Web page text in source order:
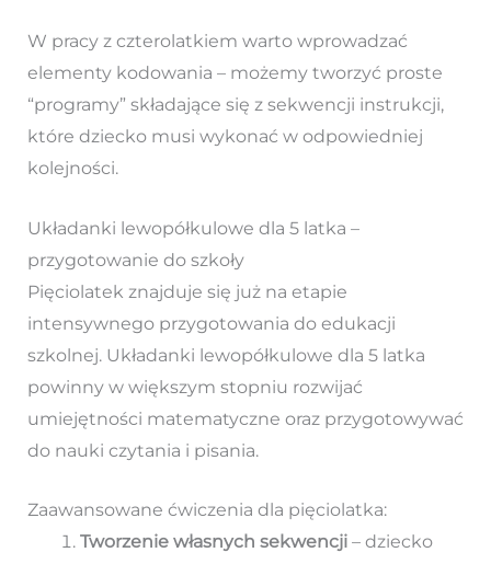
W pracy z czterolatkiem warto wprowadzać
elementy kodowania – możemy tworzyć proste
“programy” składające się z sekwencji instrukcji,
które dziecko musi wykonać w odpowiedniej
kolejności.
Układanki lewopółkulowe dla 5 latka –
przygotowanie do szkoły
Pięciolatek znajduje się już na etapie
intensywnego przygotowania do edukacji
szkolnej. Układanki lewopółkulowe dla 5 latka
powinny w większym stopniu rozwijać
umiejętności matematyczne oraz przygotowywać
do nauki czytania i pisania.
Zaawansowane ćwiczenia dla pięciolatka:
Tworzenie własnych sekwencji– dziecko